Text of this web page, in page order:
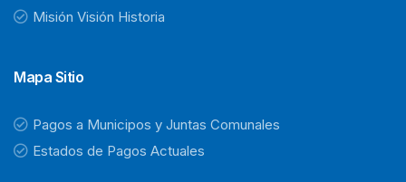
Misión Visión Historia
Mapa Sitio
Pagos a Municipos y Juntas Comunales
Estados de Pagos Actuales